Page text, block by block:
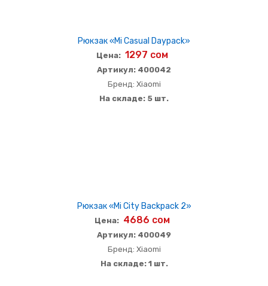
Рюкзак «Mi Casual Daypack»
Цена: 1297 сом
Артикул: 400042
Бренд: Xiaomi
На складе: 5 шт.
Рюкзак «Mi City Backpack 2»
Цена: 4686 сом
Артикул: 400049
Бренд: Xiaomi
На складе: 1 шт.